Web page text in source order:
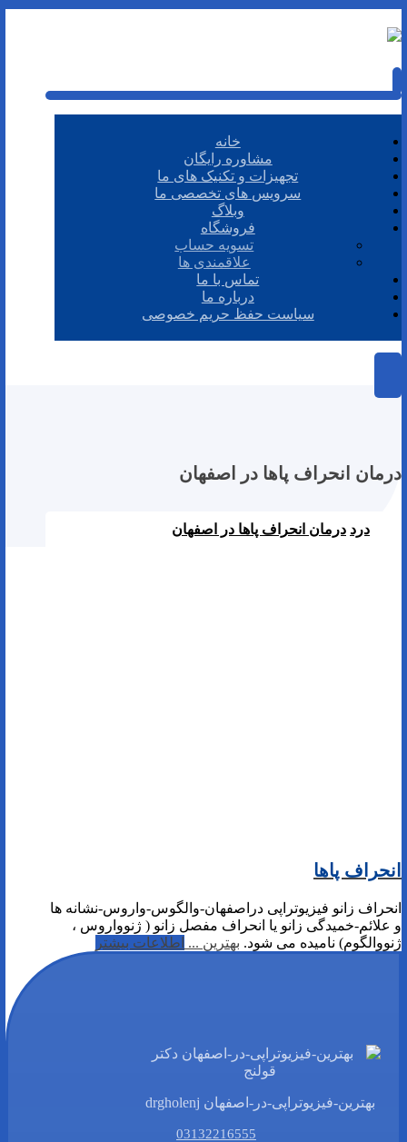
خانه
مشاوره رایگان
تجهیزات و تکنیک های ما
سرویس های تخصصی ما
وبلاگ
فروشگاه
تسویه حساب
علاقمندی ها
تماس با ما
درباره ما
سیاست حفظ حریم خصوصی
درمان انحراف پاها در اصفهان
درد درمان انحراف پاها در اصفهان
انحراف پاها
انحراف زانو فیزیوتراپی دراصفهان-والگوس-واروس-نشانه ها
و علائم-خمیدگی زانو یا انحراف مفصل زانو ( ژنوواروس ،
ژنووالگوم) نامیده می شود. بهترین ... اطلاعات بیشتر
بهترین-فیزیوتراپی-در-اصفهان drgholenj
03132216555